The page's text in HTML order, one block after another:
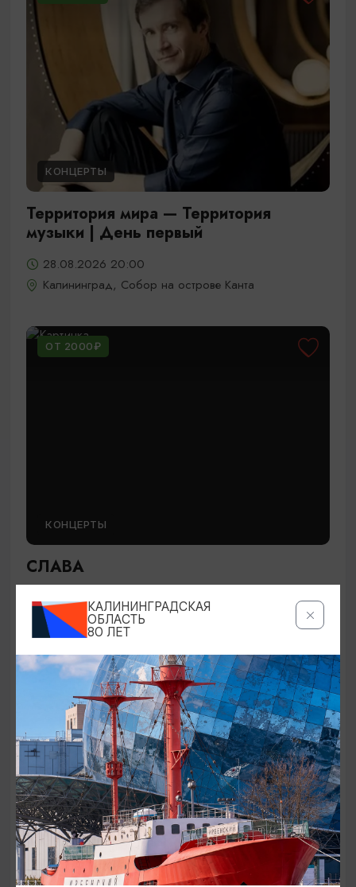
КОНЦЕРТЫ
Территория мира — Территория
музыки | День первый
28.08.2026 20:00
Калининград, Собор на острове Канта
ОТ 2000₽
КОНЦЕРТЫ
СЛАВА
28.08.2026 19:00
Светлогорск, Театр эстрады «Янтарь-холл»
ОТ 200₽
СПЕКТАКЛИ
КАЛИНИНГРАДСКАЯ
ОБЛАСТЬ
80 ЛЕТ